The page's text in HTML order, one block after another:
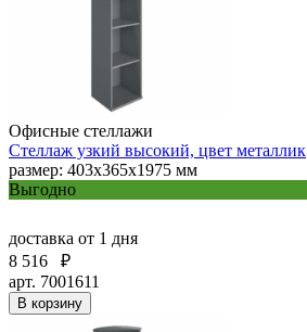
Офисные стеллажи
Стеллаж узкий высокий, цвет металлик
размер: 403х365х1975 мм
Выгодно
доставка от 1 дня
8 516
₽
арт. 7001611
В корзину